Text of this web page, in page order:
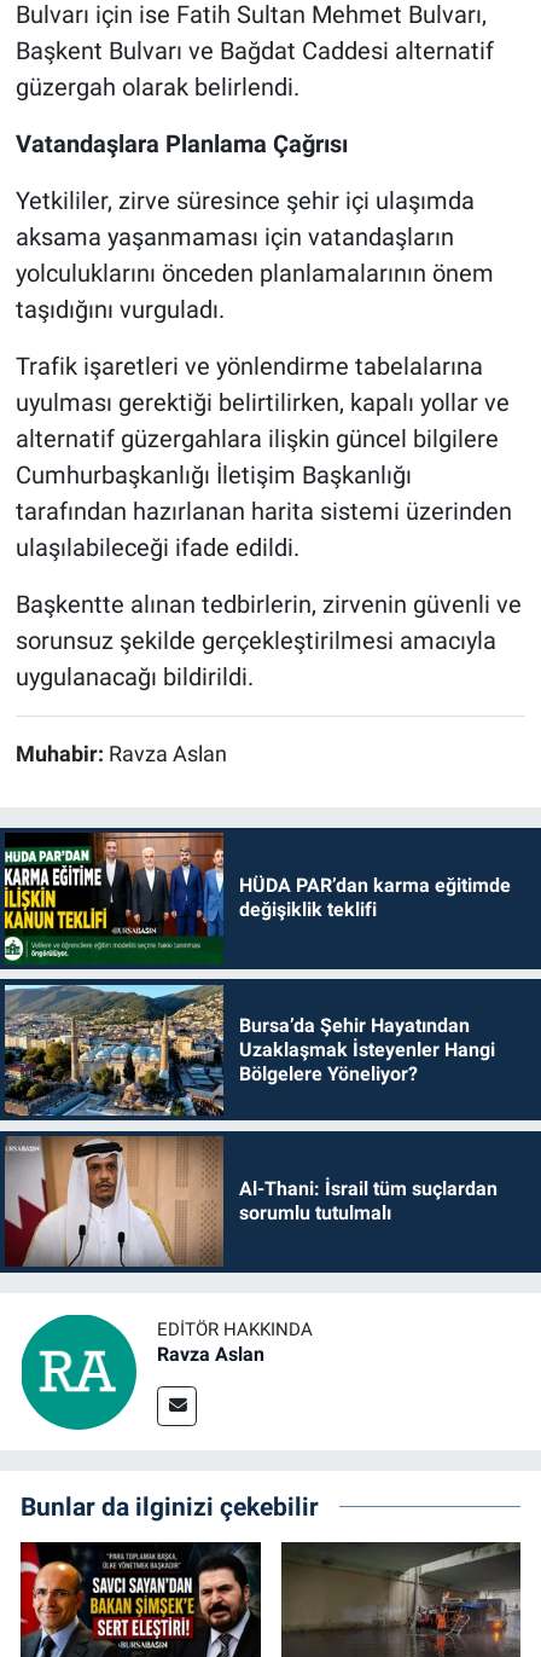
Bulvarı için ise Fatih Sultan Mehmet Bulvarı,
Başkent Bulvarı ve Bağdat Caddesi alternatif
güzergah olarak belirlendi.
Vatandaşlara Planlama Çağrısı
Yetkililer, zirve süresince şehir içi ulaşımda
aksama yaşanmaması için vatandaşların
yolculuklarını önceden planlamalarının önem
taşıdığını vurguladı.
Trafik işaretleri ve yönlendirme tabelalarına
uyulması gerektiği belirtilirken, kapalı yollar ve
alternatif güzergahlara ilişkin güncel bilgilere
Cumhurbaşkanlığı İletişim Başkanlığı
tarafından hazırlanan harita sistemi üzerinden
ulaşılabileceği ifade edildi.
Başkentte alınan tedbirlerin, zirvenin güvenli ve
sorunsuz şekilde gerçekleştirilmesi amacıyla
uygulanacağı bildirildi.
Muhabir: Ravza Aslan
HÜDA PAR’dan karma eğitimde
değişiklik teklifi
Bursa’da Şehir Hayatından
Uzaklaşmak İsteyenler Hangi
Bölgelere Yöneliyor?
Al-Thani: İsrail tüm suçlardan
sorumlu tutulmalı
EDITÖR HAKKINDA
Ravza Aslan
Bunlar da ilginizi çekebilir